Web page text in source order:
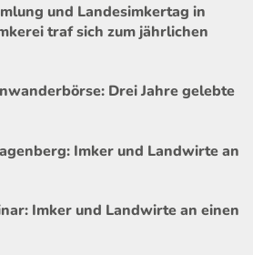
und Landesimkertag in
traf sich zum jährlichen
Drei Jahre gelebte
Imker und Landwirte an
Imker und Landwirte an einen